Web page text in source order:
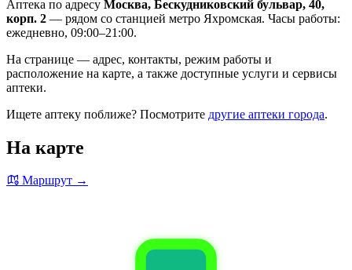
Аптека по адресу Москва, Бескудниковский бульвар, 40,
корп. 2 — рядом со станцией метро Яхромская. Часы работы:
ежедневно, 09:00–21:00.
На странице — адрес, контакты, режим работы и
расположение на карте, а также доступные услуги и сервисы
аптеки.
Ищете аптеку поближе? Посмотрите другие аптеки города.
На карте
Маршрут →